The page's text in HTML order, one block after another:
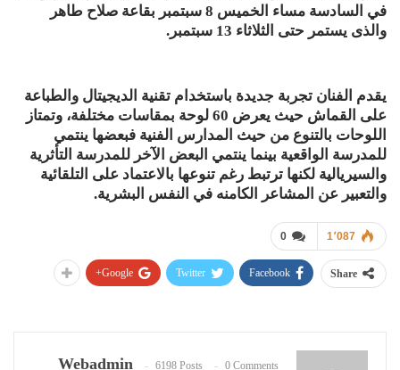
في السادسة مساء الخميس 8 سبتمبر بقاعة صلاح طاهر
والذى يستمر حتى الثلاثاء 13 سبتمبر.
يقدم الفنان تجربة جديدة باستخدام تقنية الديجيتال والطباعة
على القماش حيث يعرض 60 لوحة بمقاسات مختلفة، وتمتاز
اللوحات بالتنوع من حيث المدارس الفنية فبعضها ينتمي
للمدرسة الواقعية بينما ينتمي البعض الآخر للمدرسة التأثرية
والسيريالية لكنها ترتبط رغم تنوعها بالاعتماد على التلقائية
والتعبير عن المشاعر الكامنه في النفس البشرية.
0 1٬087
Share
Facebook
Twitter
Google+
Webadmin 6198 Posts 0 Comments